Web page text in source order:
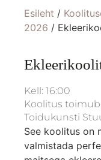
Esileht /
2026 /
Kell: 16:00
Koolitus
Toidukunsti
See koolitus on
valmistada